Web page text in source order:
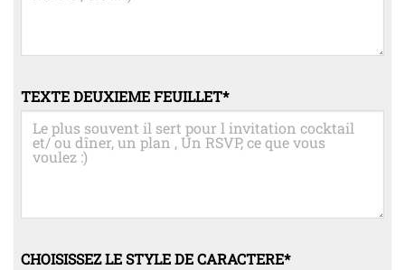
TEXTE DEUXIEME FEUILLET*
CHOISISSEZ LE STYLE DE CARACTERE*